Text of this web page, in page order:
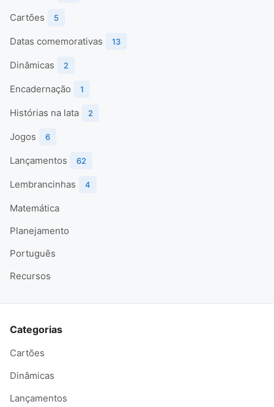
Cartões 5
Datas comemorativas 13
Dinâmicas 2
Encadernação 1
Histórias na lata 2
Jogos 6
Lançamentos 62
Lembrancinhas 4
Matemática
Planejamento
Português
Recursos
Categorias
Cartões
Dinâmicas
Lançamentos